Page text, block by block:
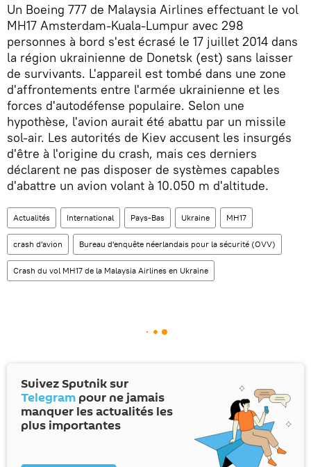
Un Boeing 777 de Malaysia Airlines effectuant le vol
MH17 Amsterdam-Kuala-Lumpur avec 298
personnes à bord s'est écrasé le 17 juillet 2014 dans
la région ukrainienne de Donetsk (est) sans laisser
de survivants. L'appareil est tombé dans une zone
d'affrontements entre l'armée ukrainienne et les
forces d'autodéfense populaire. Selon une
hypothèse, l'avion aurait été abattu par un missile
sol-air. Les autorités de Kiev accusent les insurgés
d'être à l'origine du crash, mais ces derniers
déclarent ne pas disposer de systèmes capables
d'abattre un avion volant à 10.050 m d'altitude.
Actualités International Pays-Bas Ukraine MH17
crash d'avion Bureau d'enquête néerlandais pour la sécurité (OVV)
Crash du vol MH17 de la Malaysia Airlines en Ukraine
Suivez Sputnik sur
Telegram pour ne jamais
manquer les actualités les
plus importantes